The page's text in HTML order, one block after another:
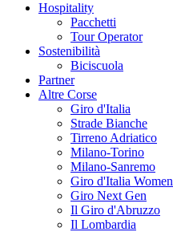
Hospitality
Pacchetti
Tour Operator
Sostenibilità
Biciscuola
Partner
Altre Corse
Giro d'Italia
Strade Bianche
Tirreno Adriatico
Milano-Torino
Milano-Sanremo
Giro d'Italia Women
Giro Next Gen
Il Giro d'Abruzzo
Il Lombardia